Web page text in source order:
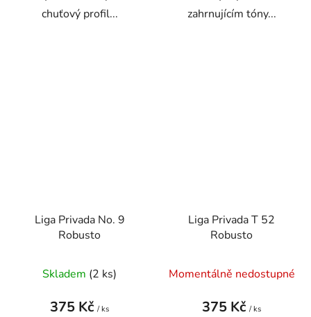
chuťový profil...
zahrnujícím tóny...
Liga Privada No. 9
Robusto
Skladem (2 ks)
375 Kč / ks
Liga Privada T 52
Robusto
Momentálně nedostupné
375 Kč / ks